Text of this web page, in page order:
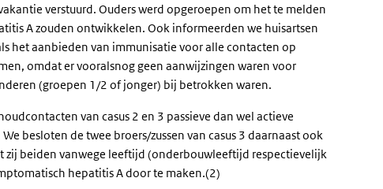
verstuurd. Ouders werd opgeroepen om het te melden
A zouden ontwikkelen. Ook informeerden we huisartsen
het aanbieden van immunisatie voor alle contacten op
omdat er vooralsnog geen aanwijzingen waren voor
(groepen 1/2 of jonger) bij betrokken waren.
van casus 2 en 3 passieve dan wel actieve
besloten de twee broers/zussen van casus 3 daarnaast ook
zij beiden vanwege leeftijd (onderbouwleeftijd respectievelijk
hepatitis A door te maken.(2)